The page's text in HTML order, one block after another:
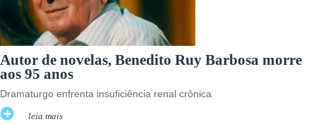
Autor de novelas, Benedito Ruy Barbosa morre
aos 95 anos
Dramaturgo enfrenta insuficiência renal crônica
leia mais